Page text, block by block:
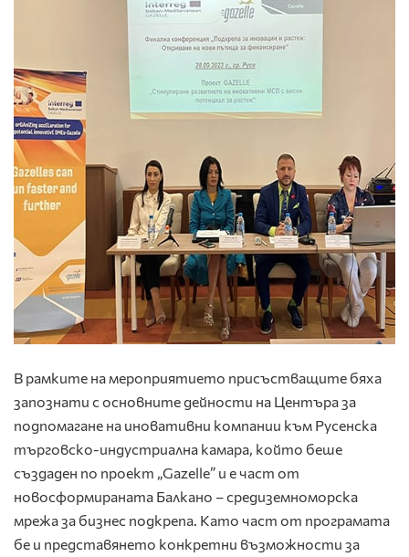
В рамките на мероприятието присъстващите бяха
запознати с основните дейности на Центъра за
подпомагане на иновативни компании към Русенска
търговско-индустриална камара, който беше
създаден по проект „Gazelle” и е част от
новосформираната Балкано – средиземноморска
мрежа за бизнес подкрепа. Като част от програмата
бе и представянето конкретни възможности за